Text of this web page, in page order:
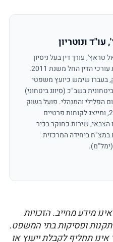
ונוטריון
טראץ', עורך דין בעל ניסיון
עשיר, חבר בלשכת עורכי הדין החל משנת 2011.
בעברו שימש כיועץ משפטי
בשב"כ (סיווג ביטחוני)
הפלילי והמנהלי. פועל בשוק
הפרטי משנת 2013, ומייצג לקוחות פרטיים
הצבאי, שירות כחוקר בכיר
במצ"ח ביחידה המרכזית
מידע מחייב. הזכויות
ופסיקות בתי המשפט.
תחליף לקבלת ייעוץ או